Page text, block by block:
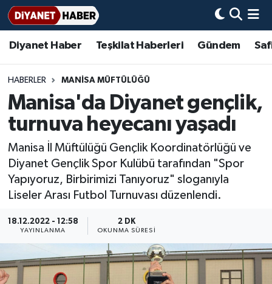
Diyanet Haber Teşkilat Haberleri Gündem
HABERLER MANISA MÜFTÜLÜĞÜ
Manisa'da Diyanet gençlik,
turnuva heyecanı yaşadı
Manisa İl Müftülüğü Gençlik Koordinatörlüğü ve
Diyanet Gençlik Spor Kulübü tarafından "Spor
Yapıyoruz, Birbirimizi Tanıyoruz" sloganıyla
Liseler Arası Futbol Turnuvası düzenlendi.
18.12.2022 - 12:58
YAYINLANMA
2 DK
OKUNMA SÜRESI
Diyanet Haber
Teşkilat Haberleri
Adana Müftülüğü
Adıyaman Müftülüğü
Afyonkarahisar Müftülüğü
Ağrı Müftülüğü
Aksaray Müftülüğü
Amasya Müftülüğü
Ankara Müftülüğü
Antalya Müftülüğü
Gündem
#Keşfet
Bir Ayet
Bir Hikaye
Biyografiler
Dini kavramlar
Diyanet Bilgi
Diyanet Takvimi
Dualar
Hadislerle İslam
Basında Bugün
DİYANET eKİTAP
Diyanet Dergi
Aile Dergisi
Aylık Dergi
TDV
İmam Hatip Okulları
Başmakale
Hadis-i Şerifler
Hayat Okumaları
Nöbetçi Eczaneler
Hava Durumu
Ankara Namaz Vakitleri
Trafik Durumu
Süper Lig Puan Durumu ve Fikstür
Tüm Manşetler
Son Dakika Haberleri
Haber Arşivi